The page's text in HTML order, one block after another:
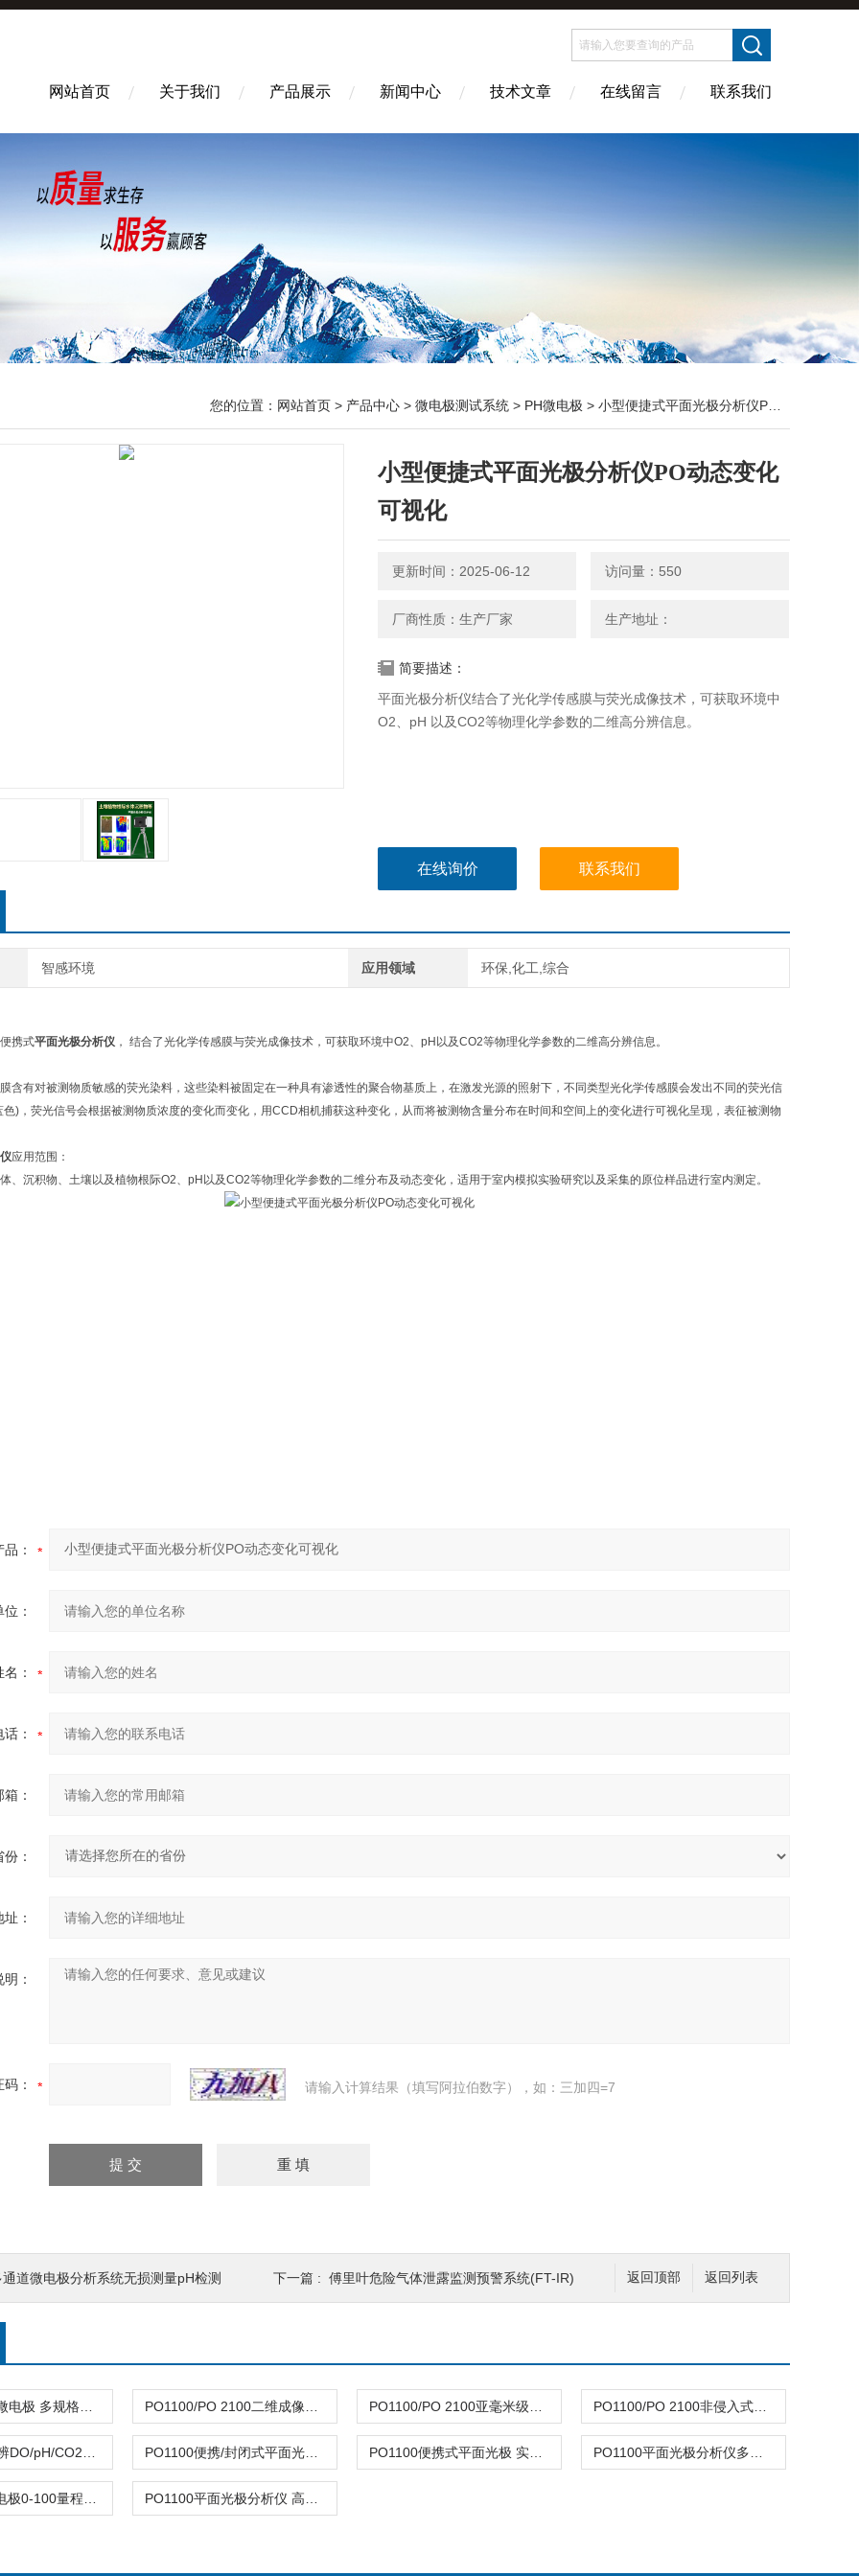
网站首页 关于我们 产品展示 新闻中心 技术文章 在线留言 联系我们
您的位置： 网站首页 > 产品中心 > 微电极测试系统 > PH微电极 > 小型便捷式平面光极分析仪PO动态变化可视化
小型便捷式平面光极分析仪PO动态变化
可视化
更新时间：2025-06-12 访问量：550
厂商性质：生产厂家 生产地址：
简要描述：
平面光极分析仪结合了光化学传感膜与荧光成像技术，可获取环境中
O2、pH 以及CO2等物理化学参数的二维高分辨信息。
在线询价 联系我们
智感环境 应用领域 环保,化工,综合
携式平面光极分析仪 ， 结合了光化学传感膜与荧光成像技术，可获取环境中O2、pH以及CO2等物理化学参数的二维高分辨信息。
有对被测物质敏感的荧光染料，这些染料被固定在一种具有渗透性的聚合物基质上，在激发光源的照射下，不同类型光化学传感膜会发出不同的荧光信
)，荧光信号会根据被测物质浓度的变化而变化，用CCD相机捕获这种变化，从而将被测物含量分布在时间和空间上的变化进行可视化呈现，表征被测物
应用范围：
沉积物、土壤以及植物根际O2、pH以及CO2等物理化学参数的二维分布及动态变化，适用于室内模拟实验研究以及采集的原位样品进行室内测定。
品：
：
：
：
：
份：
：
：
： 请输入计算结果（填写阿拉伯数字），如：三加四=7
返回列表
返回顶部
通道微电极分析系统无损测量pH检测 下一篇 : 傅里叶危险气体泄露监测预警系统(FT-IR)